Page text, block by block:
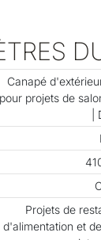
Canapé
pour projets de
Projets de
d'alimentation et